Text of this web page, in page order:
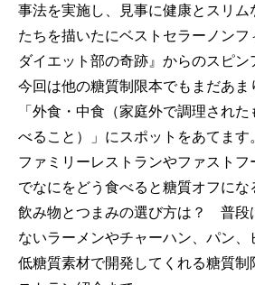
事法を実施し、見事に健康とスリム
たちを描いたにベストセラーノンフ
ダイエット部の奇跡』からのスピン
今回は他の糖質制限本でもまだあま
「外食・中食（家庭外で調理され
べること）」にスポットをあてます
ファミリーレストランやファスト
でなにをどう食べると糖質オフに
飲み物とつまみの選び方は？ 普段
ないラーメンやチャーハン、パン、
低糖質素材で開発してくれる糖質制